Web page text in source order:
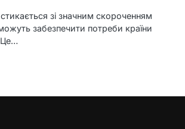
зі значним скороченням
можуть забезпечити потреби країни
Це…